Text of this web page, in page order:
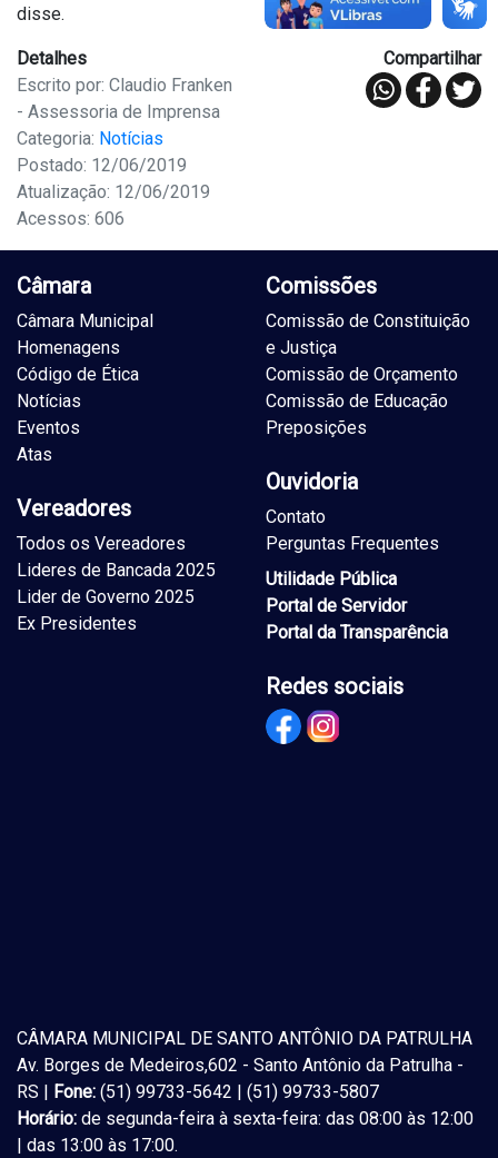
disse.
Detalhes
Escrito por: Claudio Franken
- Assessoria de Imprensa
Categoria: Notícias
Postado: 12/06/2019
Atualização: 12/06/2019
Acessos: 606
Compartilhar
Câmara
Câmara Municipal
Homenagens
Código de Ética
Notícias
Eventos
Atas
Vereadores
Todos os Vereadores
Lideres de Bancada 2025
Lider de Governo 2025
Ex Presidentes
Comissões
Comissão de Constituição
e Justiça
Comissão de Orçamento
Comissão de Educação
Preposições
Ouvidoria
Contato
Perguntas Frequentes
Utilidade Pública
Portal de Servidor
Portal da Transparência
Redes sociais
CÂMARA MUNICIPAL DE SANTO ANTÔNIO DA PATRULHA
Av. Borges de Medeiros,602 - Santo Antônio da Patrulha -
RS | Fone: (51) 99733-5642 | (51) 99733-5807
Horário: de segunda-feira à sexta-feira: das 08:00 às 12:00
| das 13:00 às 17:00.